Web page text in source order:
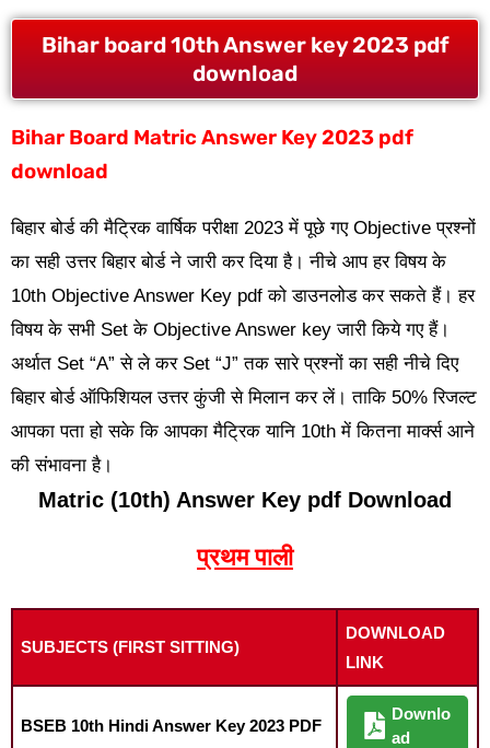
Bihar board 10th Answer key 2023 pdf
download
Bihar Board Matric Answer Key 2023 pdf
download
बिहार बोर्ड की मैट्रिक वार्षिक परीक्षा 2023 में पूछे गए Objective प्रश्नों
का सही उत्तर बिहार बोर्ड ने जारी कर दिया है। नीचे आप हर विषय के
10th Objective Answer Key pdf को डाउनलोड कर सकते हैं। हर
विषय के सभी Set के Objective Answer key जारी किये गए हैं।
अर्थात Set “A” से ले कर Set “J” तक सारे प्रश्नों का सही नीचे दिए
बिहार बोर्ड ऑफिशियल उत्तर कुंजी से मिलान कर लें। ताकि 50% रिजल्ट
आपका पता हो सके कि आपका मैट्रिक यानि 10th में कितना मार्क्स आने
की संभावना है।
Matric (10th) Answer Key pdf Download
प्रथम पाली
SUBJECTS (FIRST SITTING)
DOWNLOAD
LINK
BSEB 10th Hindi Answer Key 2023 PDF
Downlo
ad